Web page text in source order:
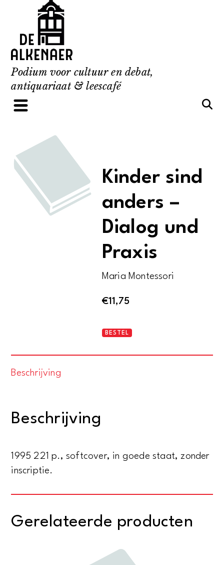
content
Podium voor cultuur en debat,
antiquariaat & leescafé
Kinder sind
anders –
Dialog und
Praxis
Maria Montessori
€11,75
Kinder
BESTEL
Beschrijving
Beschrijving
1995 221 p., softcover, in goede staat, zonder
inscriptie.
Gerelateerde producten